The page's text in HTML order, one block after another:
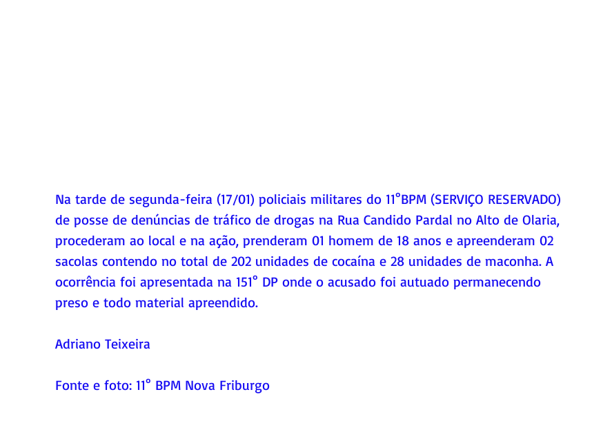
Na tarde de segunda-feira (17/01) policiais militares do 11°BPM (SERVIÇO RESERVADO)
de posse de denúncias de tráfico de drogas na Rua Candido Pardal no Alto de Olaria,
procederam ao local e na ação, prenderam 01 homem de 18 anos e apreenderam 02
sacolas contendo no total de 202 unidades de cocaína e 28 unidades de maconha. A
ocorrência foi apresentada na 151° DP onde o acusado foi autuado permanecendo
preso e todo material apreendido.
Adriano Teixeira
Fonte e foto: 11° BPM Nova Friburgo